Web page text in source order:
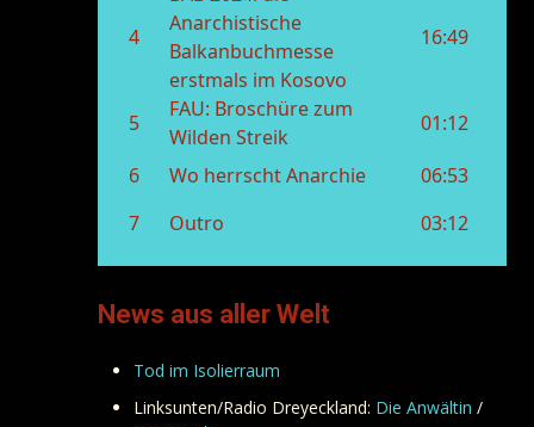
News aus aller Welt
Tod im Isolierraum
Linksunten/Radio Dreyeckland: Die Anwältin /